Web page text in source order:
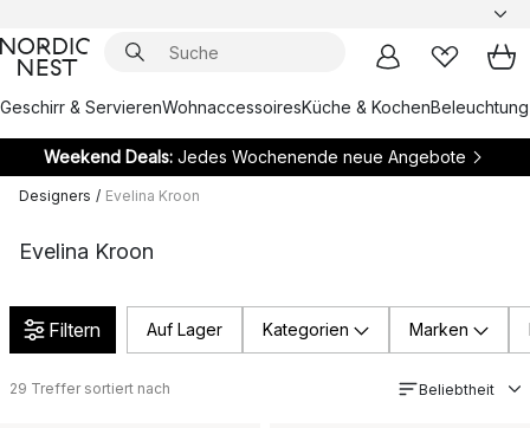
Geschirr & ServierenWohnaccessoiresKüche & KochenBeleuchtung
Weekend Deals:Jedes Wochenende neue Angebote
Designers / Evelina Kroon
Evelina Kroon
Filtern Auf Lager Kategorien Marken
29 Treffer sortiert nach Beliebtheit